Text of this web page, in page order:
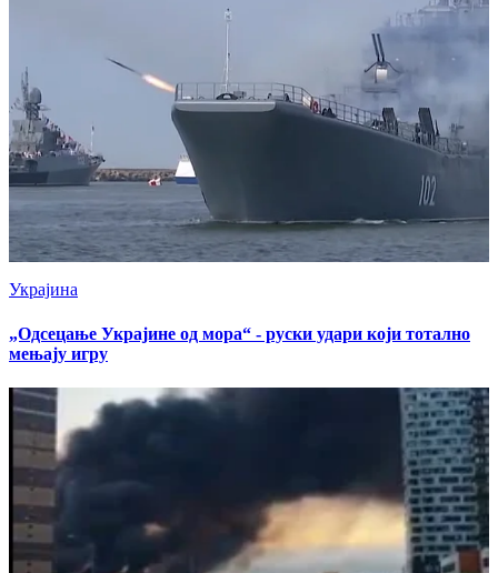
Украјина
„Одсецање Украјине од мора“ - руски удари који тотално
мењају игру